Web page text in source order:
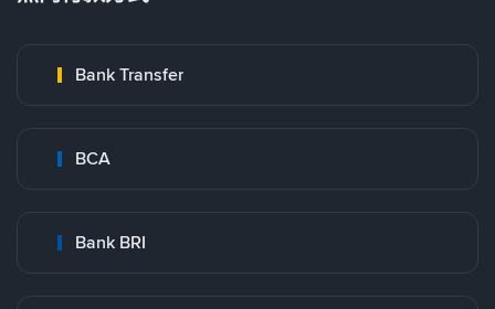
Bank Transfer
BCA
Bank BRI